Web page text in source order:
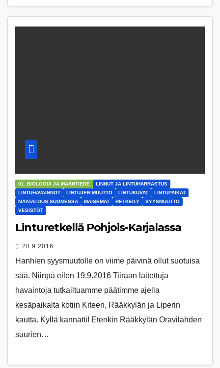
01. BIOLOGIA JA MAANTIEDE
LINNUT JA LINTUHARRASTUS
LINTUHAVAINNOT
LINTUJEN MUUTTO LINTUKUVAT
LINTUPAIKAT
MAATALOUS SUOMESSA
MAISEMAT RETKEILY
SYYSMUUTTO
VESISTÖT
Linturetkellä Pohjois-Karjalassa
20.9.2016
Hanhien syysmuutolle on viime päivinä ollut suotuisa
sää. Niinpä eilen 19.9.2016 Tiiraan laitettuja
havaintoja tutkailtuamme päätimme ajella
kesäpaikalta kotiin Kiteen, Rääkkylän ja Liperin
kautta. Kyllä kannatti! Etenkin Rääkkylän Oravilahden
suurien…